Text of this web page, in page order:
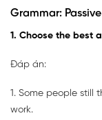
Grammar:
1. Choose the best
Đáp án:
1. Some people still
work.